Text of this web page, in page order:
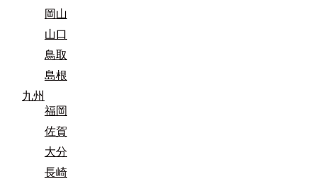
岡山
山口
鳥取
島根
九州
福岡
佐賀
大分
長崎